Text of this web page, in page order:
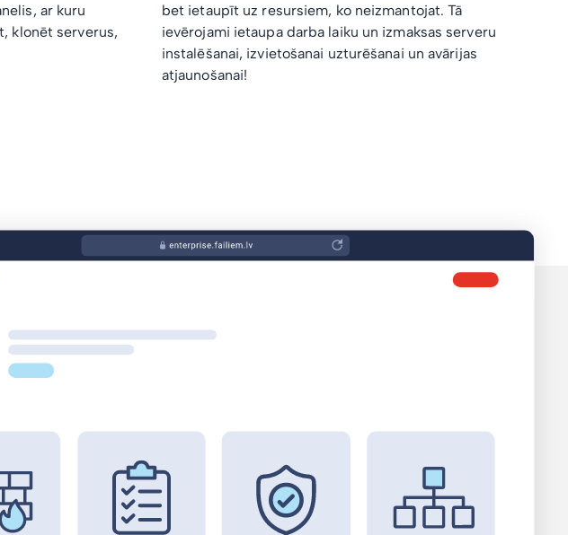
ar kuru
klonēt serverus,
bet ietaupīt uz resursiem, ko neizmantojat. Tā
ievērojami ietaupa darba laiku un izmaksas serveru
instalēšanai, izvietošanai uzturēšanai un avārijas
atjaunošanai!